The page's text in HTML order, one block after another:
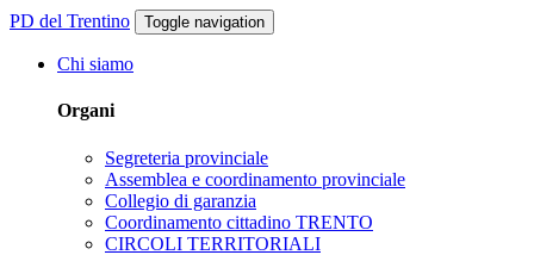
PD del Trentino Toggle navigation
Chi siamo
Organi
Segreteria provinciale
Assemblea e coordinamento provinciale
Collegio di garanzia
Coordinamento cittadino TRENTO
CIRCOLI TERRITORIALI